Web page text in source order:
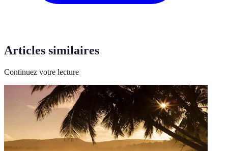
Articles similaires
Continuez votre lecture